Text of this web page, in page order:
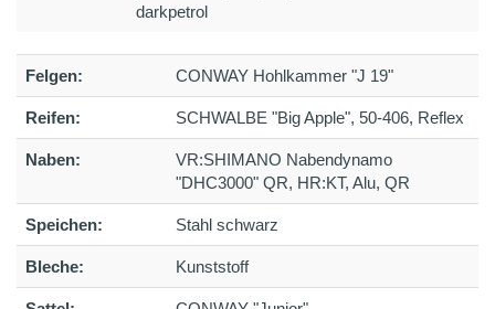
darkpetrol
Felgen: CONWAY Hohlkammer "J 19"
Reifen: SCHWALBE "Big Apple", 50-406, Reflex
Naben:
VR:SHIMANO Nabendynamo
"DHC3000" QR, HR:KT, Alu, QR
Speichen: Stahl schwarz
Bleche: Kunststoff